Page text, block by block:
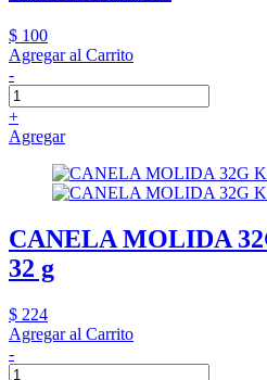
$ 100
Agregar al Carrito
-
+
Agregar
CANELA MOLIDA
32 g
$ 224
Agregar al Carrito
-